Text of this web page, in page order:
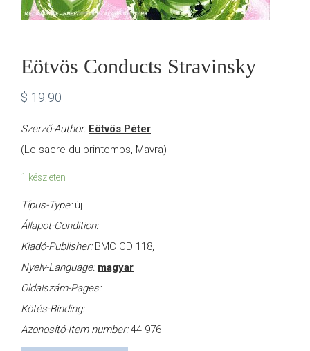
US
Eötvös Conducts Stravinsky
$ 19.90
Szerző-Author: Eötvös Péter
(Le sacre du printemps, Mavra)
1 készleten
Típus-Type: új
Állapot-Condition:
Kiadó-Publisher: BMC CD 118,
Nyelv-Language: magyar
Oldalszám-Pages:
Kötés-Binding:
Azonosító-Item number:44-976